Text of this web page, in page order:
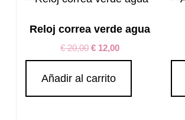
Reloj correa verde agua
€20,00 € 12,00
Añadir al carrito